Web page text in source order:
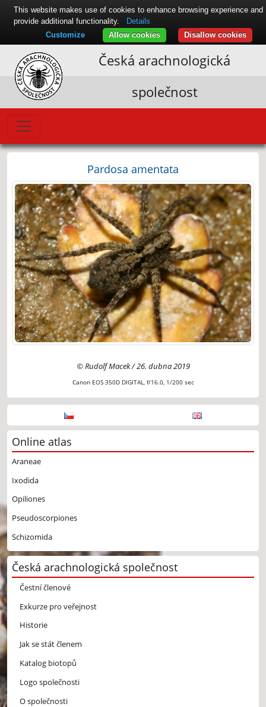
Česká arachnologická
společnost
Pardosa amentata
© Rudolf Macek / 26. dubna 2019
Canon EOS 350D DIGITAL, f/16.0, 1/200 sec
Online atlas
Araneae
Ixodida
Opiliones
Pseudoscorpiones
Schizomida
Česká arachnologická společnost
Čestní členové
Exkurze pro veřejnost
Historie
Jak se stát členem
Katalog biotopů
Logo společnosti
O společnosti
This website makes use of cookies to enhance browsing experience and
provide additional functionality.
Details
Disallow cookies
Allow cookies
Customize